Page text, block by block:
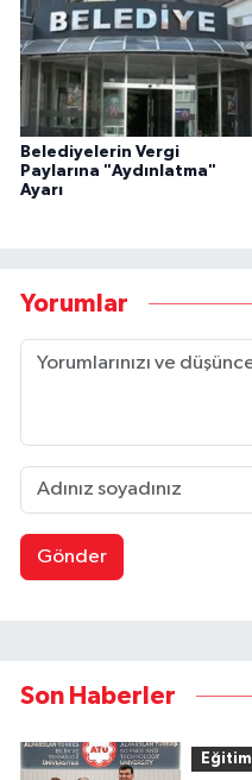
Belediyelerin Vergi
Paylarına "Aydınlatma"
Ayarı
Yorumlar
Gönder
Son Haberler
Eğitim